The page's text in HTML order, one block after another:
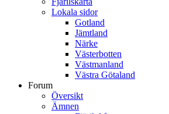
Lokala sidor
Gotland
Jämtland
Närke
Västerbotten
Västmanland
Västra Götaland
Forum
Översikt
Ämnen